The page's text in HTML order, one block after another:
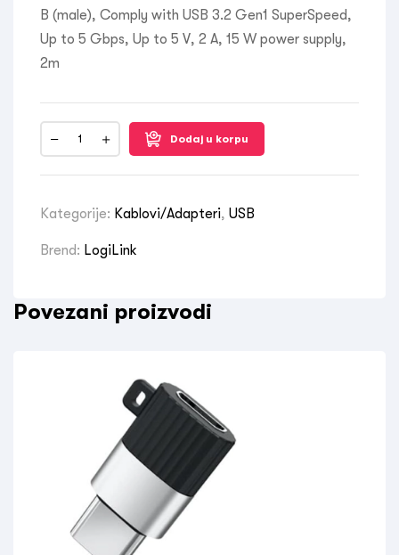
B (male), Comply with USB 3.2 Gen1 SuperSpeed,
Up to 5 Gbps, Up to 5 V, 2 A, 15 W power supply,
2m
Dodaj u korpu
Kategorije: Kablovi/Adapteri, USB
Brend: LogiLink
Povezani proizvodi